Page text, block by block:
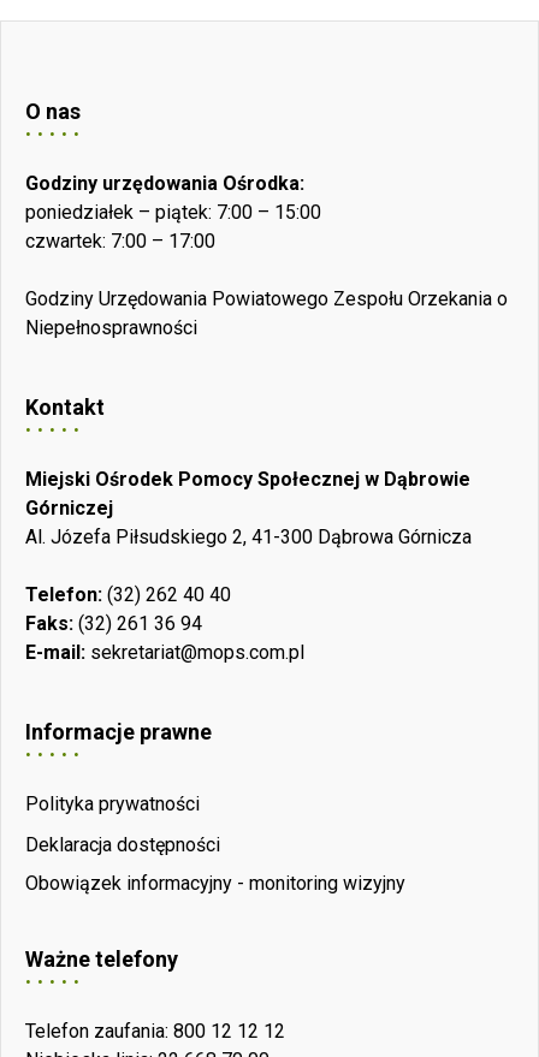
O nas
Godziny urzędowania Ośrodka:
poniedziałek – piątek: 7:00 – 15:00
czwartek: 7:00 – 17:00
Godziny Urzędowania Powiatowego Zespołu Orzekania o
Niepełnosprawności
Kontakt
Miejski Ośrodek Pomocy Społecznej w Dąbrowie
Górniczej
Al. Józefa Piłsudskiego 2, 41-300 Dąbrowa Górnicza
Telefon: (32) 262 40 40
Faks: (32) 261 36 94
E-mail: sekretariat@mops.com.pl
Informacje prawne
Polityka prywatności
Deklaracja dostępności
Obowiązek informacyjny - monitoring wizyjny
Ważne telefony
Telefon zaufania: 800 12 12 12